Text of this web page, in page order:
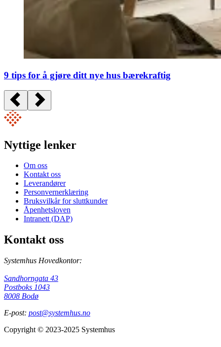
9 tips for å gjøre ditt nye hus bærekraftig
Nyttige lenker
Om oss
Kontakt oss
Leverandører
Personvernerklæring
Bruksvilkår for sluttkunder
Åpenhetsloven
Intranett (DAP)
Kontakt oss
Systemhus Hovedkontor:
Sandhorngata 43
Postboks 1043
8008 Bodø
E-post: post@systemhus.no
Copyright © 2023-2025 Systemhus